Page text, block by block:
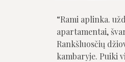
Rami aplinka.
apartamentai,
Rankšluosčių
kambaryje. Puiki